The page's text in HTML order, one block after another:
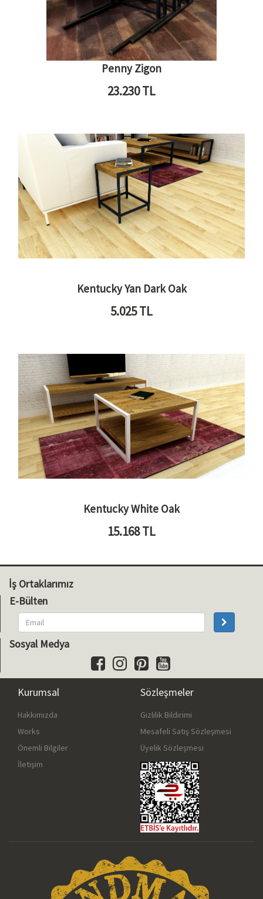
Penny Zigon
23.230TL
Kentucky Yan Dark Oak
5.025TL
Kentucky White Oak
15.168TL
İş Ortaklarımız
E-Bülten
Sosyal Medya
Kurumsal
Hakkımızda
Works
Önemli Bilgiler
İletişim
Sözleşmeler
Gizlilik Bildirimi
Mesafeli Satış Sözleşmesi
Üyelik Sözleşmesi